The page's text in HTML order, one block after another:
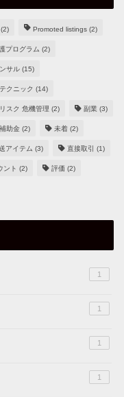
(2) Promoted listings (2)
プログラム (2)
サル (15)
テクニック (14)
リスク 危機管理 (2) 副業 (3)
助金 (2) 未着 (2)
アイテム (3) 直接取引 (1)
ント (2) 評価 (2)
1
1
1
1